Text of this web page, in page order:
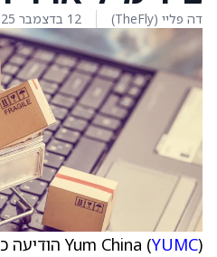
דה פליי (TheFly) 12 בדצמבר 2025
Yum China (YUMC
) הודיעה